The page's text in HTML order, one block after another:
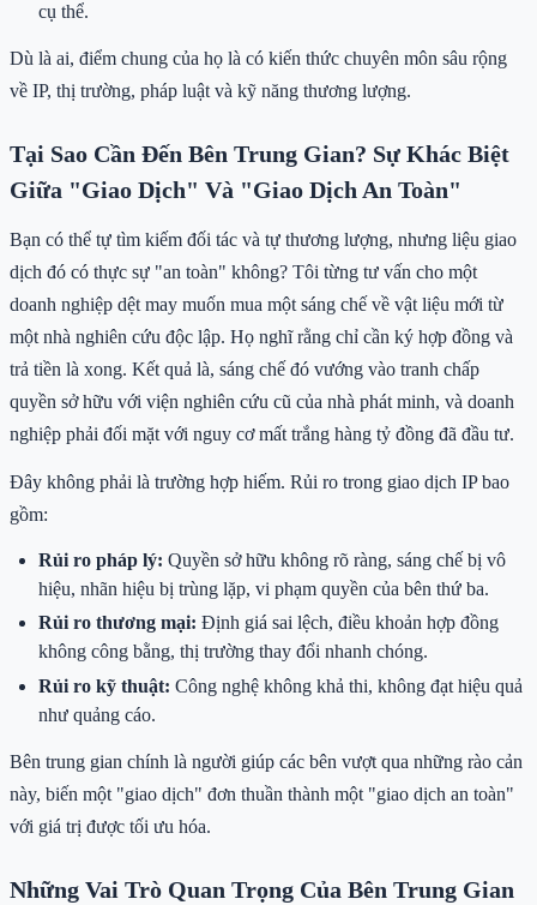
cụ thể.
Dù là ai, điểm chung của họ là có kiến thức chuyên môn sâu rộng
về IP, thị trường, pháp luật và kỹ năng thương lượng.
Tại Sao Cần Đến Bên Trung Gian? Sự Khác Biệt
Giữa "Giao Dịch" Và "Giao Dịch An Toàn"
Bạn có thể tự tìm kiếm đối tác và tự thương lượng, nhưng liệu giao
dịch đó có thực sự "an toàn" không? Tôi từng tư vấn cho một
doanh nghiệp dệt may muốn mua một sáng chế về vật liệu mới từ
một nhà nghiên cứu độc lập. Họ nghĩ rằng chỉ cần ký hợp đồng và
trả tiền là xong. Kết quả là, sáng chế đó vướng vào tranh chấp
quyền sở hữu với viện nghiên cứu cũ của nhà phát minh, và doanh
nghiệp phải đối mặt với nguy cơ mất trắng hàng tỷ đồng đã đầu tư.
Đây không phải là trường hợp hiếm. Rủi ro trong giao dịch IP bao
gồm:
Rủi ro pháp lý: Quyền sở hữu không rõ ràng, sáng chế bị vô
hiệu, nhãn hiệu bị trùng lặp, vi phạm quyền của bên thứ ba.
Rủi ro thương mại: Định giá sai lệch, điều khoản hợp đồng
không công bằng, thị trường thay đổi nhanh chóng.
Rủi ro kỹ thuật: Công nghệ không khả thi, không đạt hiệu quả
như quảng cáo.
Bên trung gian chính là người giúp các bên vượt qua những rào cản
này, biến một "giao dịch" đơn thuần thành một "giao dịch an toàn"
với giá trị được tối ưu hóa.
Những Vai Trò Quan Trọng Của Bên Trung Gian